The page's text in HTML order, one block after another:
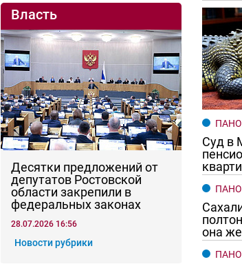
нитью Чего хотят женщины?
Власть
Десятки предложений от
депутатов Ростовской
области закрепили в
федеральных законах
28.07.2026 16:56
Новости рубрики
Суд в
она